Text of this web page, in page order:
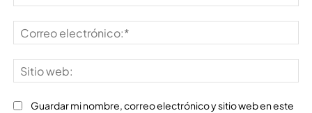
Guardar mi nombre, correo electrónico y sitio web en este